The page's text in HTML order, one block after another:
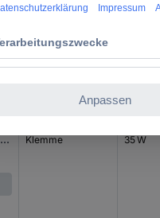
Self Electronics SLD20-500ILA-UN1 LED-Trafo 20 W 0.5 A 8 - 40 V dimmbar 1 St. Steck-Klemm 20 W
Self Electronics LED-Treiber Konstantstrom 35 W 350 - 700 mA 6 - 48 V/DC Montage auf entflammbaren Oberflächen, Möbelzulassung, dimmbar, Überlastschutz, Überspannung 1 St. Klemme 35 W